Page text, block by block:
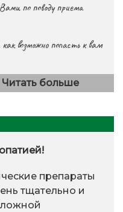
по поводу приема
возможно попасть к вам
Читать больше
пре­параты
тщательно и